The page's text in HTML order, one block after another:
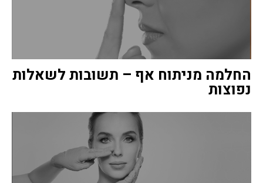
החלמה מניתוח אף – תשובות לשאלות
נפוצות